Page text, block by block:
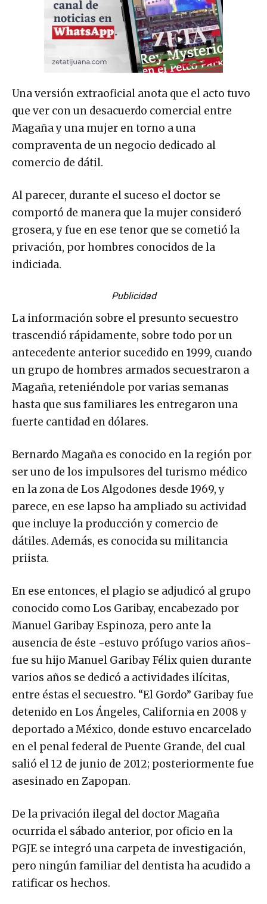
Una versión extraoficial anota que el acto tuvo
que ver con un desacuerdo comercial entre
Magaña y una mujer en torno a una
compraventa de un negocio dedicado al
comercio de dátil.
Al parecer, durante el suceso el doctor se
comportó de manera que la mujer consideró
grosera, y fue en ese tenor que se cometió la
privación, por hombres conocidos de la
indiciada.
Publicidad
La información sobre el presunto secuestro
trascendió rápidamente, sobre todo por un
antecedente anterior sucedido en 1999, cuando
un grupo de hombres armados secuestraron a
Magaña, reteniéndole por varias semanas
hasta que sus familiares les entregaron una
fuerte cantidad en dólares.
Bernardo Magaña es conocido en la región por
ser uno de los impulsores del turismo médico
en la zona de Los Algodones desde 1969, y
parece, en ese lapso ha ampliado su actividad
que incluye la producción y comercio de
dátiles. Además, es conocida su militancia
priista.
En ese entonces, el plagio se adjudicó al grupo
conocido como Los Garibay, encabezado por
Manuel Garibay Espinoza, pero ante la
ausencia de éste -estuvo prófugo varios años-
fue su hijo Manuel Garibay Félix quien durante
varios años se dedicó a actividades ilícitas,
entre éstas el secuestro. “El Gordo” Garibay fue
detenido en Los Ángeles, California en 2008 y
deportado a México, donde estuvo encarcelado
en el penal federal de Puente Grande, del cual
salió el 12 de junio de 2012; posteriormente fue
asesinado en Zapopan.
De la privación ilegal del doctor Magaña
ocurrida el sábado anterior, por oficio en la
PGJE se integró una carpeta de investigación,
pero ningún familiar del dentista ha acudido a
ratificar os hechos.